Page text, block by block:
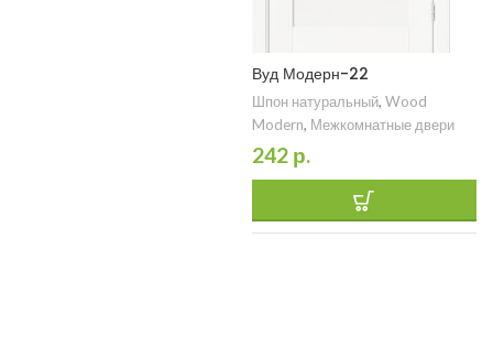
Вуд Модерн-22
Шпон натуральный, Wood
Modern, Межкомнатные двери
242 р.